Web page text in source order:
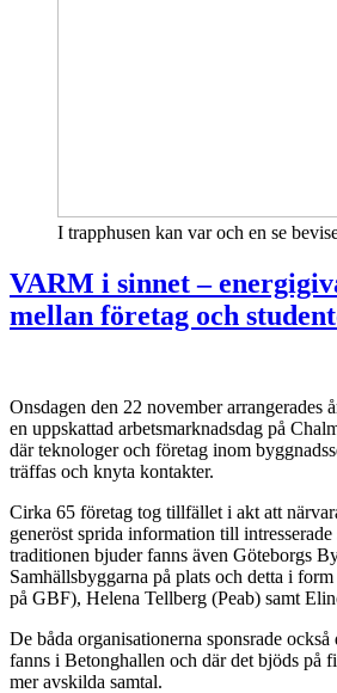
I trapphusen kan var och en se
VARM i sinnet –
mellan företag och
Onsdagen den 22 november arrangerades
en uppskattad arbetsmarknadsdag på
där teknologer och företag inom
träffas och knyta kontakter.
Cirka 65 företag tog tillfället i akt att
generöst sprida information till intresserade
traditionen bjuder fanns även Göteborgs
Samhällsbyggarna på plats och detta i
på GBF), Helena Tellberg (Peab) samt
De båda organisationerna sponsrade
fanns i Betonghallen och där det bjöds på
mer avskilda samtal.